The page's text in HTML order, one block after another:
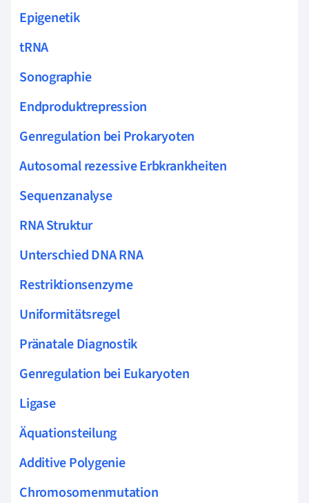
Epigenetik
tRNA
Sonographie
Endproduktrepression
Genregulation bei Prokaryoten
Autosomal rezessive Erbkrankheiten
Sequenzanalyse
RNA Struktur
Unterschied DNA RNA
Restriktionsenzyme
Uniformitätsregel
Pränatale Diagnostik
Genregulation bei Eukaryoten
Ligase
Äquationsteilung
Additive Polygenie
Chromosomenmutation